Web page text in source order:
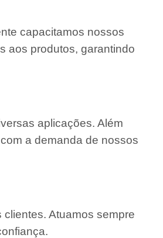
capacitamos nossos
aos produtos, garantindo
aplicações. Além
a demanda de nossos
Atuamos sempre